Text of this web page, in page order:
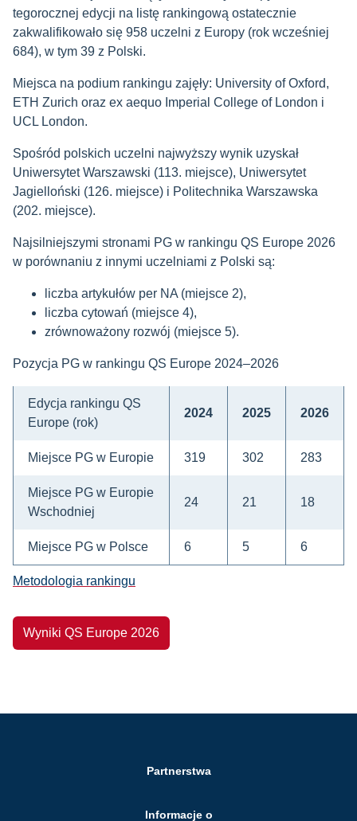
tegorocznej edycji na listę rankingową ostatecznie
zakwalifikowało się 958 uczelni z Europy (rok wcześniej
684), w tym 39 z Polski.
Miejsca na podium rankingu zajęły: University of Oxford,
ETH Zurich oraz ex aequo Imperial College of London i
UCL London.
Spośród polskich uczelni najwyższy wynik uzyskał
Uniwersytet Warszawski (113. miejsce), Uniwersytet
Jagielloński (126. miejsce) i Politechnika Warszawska
(202. miejsce).
Najsilniejszymi stronami PG w rankingu QS Europe 2026
w porównaniu z innymi uczelniami z Polski są:
liczba artykułów per NA (miejsce 2),
liczba cytowań (miejsce 4),
zrównoważony rozwój (miejsce 5).
Pozycja PG w rankingu QS Europe 2024–2026
Edycja rankingu QS
Europe (rok)
2024 2025 2026
Miejsce PG w Europie 319 302 283
Miejsce PG w Europie
Wschodniej
24 21 18
Miejsce PG w Polsce 6 5 6
Metodologia rankingu
Wyniki QS Europe 2026
Partnerstwa
Informacje o